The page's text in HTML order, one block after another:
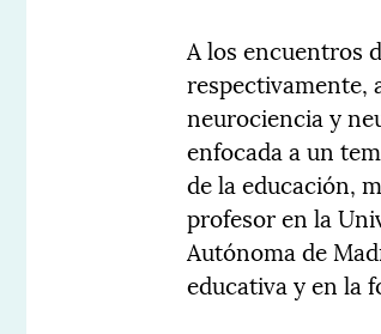
A los encuentros
respectivamente,
neurociencia y
enfocada a un
de la educación,
profesor en la
Autónoma de
educativa y en la